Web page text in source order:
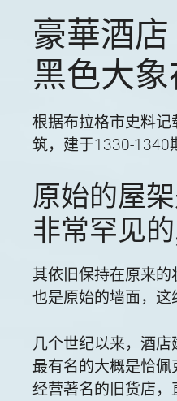
豪華酒店
黑色大
根据布拉格市史料
筑，建于1330-1340
原始的屋
非常罕见
其依旧保持在原来
也是原始的墙面，这
几个世纪以来，酒
最有名的大概是恰佩
经营著名的旧货店